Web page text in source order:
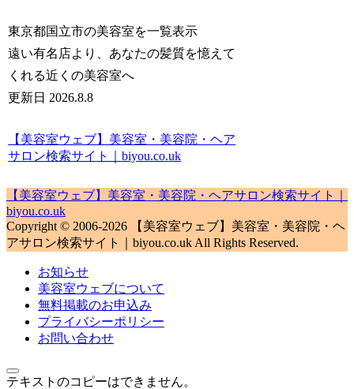
東京都国立市の美容室を一覧表示
遠い有名店より、あなたの髪質を憶えて
くれる近くの美容室へ
更新日 2026.8.8
【美容室ウェブ】美容室・美容院・ヘア
サロン検索サイト｜biyou.co.uk
【美容室ウェブ】美容室・美容院・ヘアサロン検索サイト｜
biyou.co.uk
Copyright © 2006-2026 【美容室ウェブ】美容室・美容院・ヘ
アサロン検索サイト｜biyou.co.uk All Rights Reserved.
お知らせ
美容室ウェブについて
無料掲載のお申込み
プライバシーポリシー
お問い合わせ
テキストのコピーはできません。